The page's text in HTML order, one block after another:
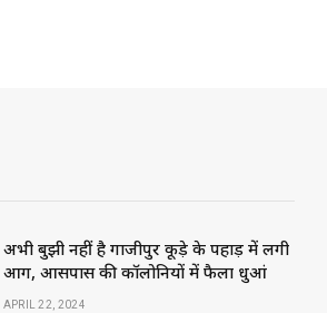
अभी बुझी नहीं है गाजीपुर कूड़े के पहाड़ में लगी
आग, आसपास की कॉलोनियों में फैला धुआं
APRIL 22, 2024